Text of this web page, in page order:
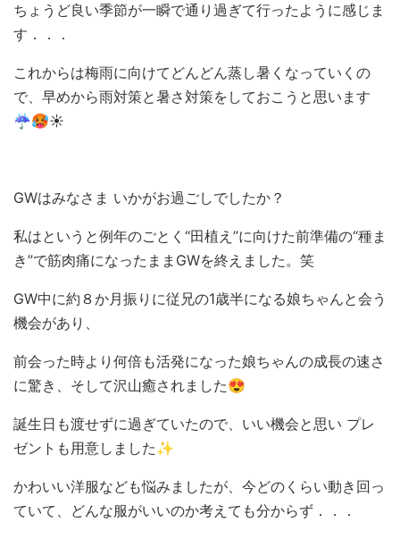
ちょうど良い季節が一瞬で通り過ぎて行ったように感じま
す．．．
これからは梅雨に向けてどんどん蒸し暑くなっていくの
で、早めから雨対策と暑さ対策をしておこうと思います
☔🥵☀️
GWはみなさま いかがお過ごしでしたか？
私はというと例年のごとく“田植え”に向けた前準備の“種ま
き”で筋肉痛になったままGWを終えました。笑
GW中に約８か月振りに従兄の1歳半になる娘ちゃんと会う
機会があり、
前会った時より何倍も活発になった娘ちゃんの成長の速さ
に驚き、そして沢山癒されました😍
誕生日も渡せずに過ぎていたので、いい機会と思い プレ
ゼントも用意しました✨
かわいい洋服なども悩みましたが、今どのくらい動き回っ
ていて、どんな服がいいのか考えても分からず．．．